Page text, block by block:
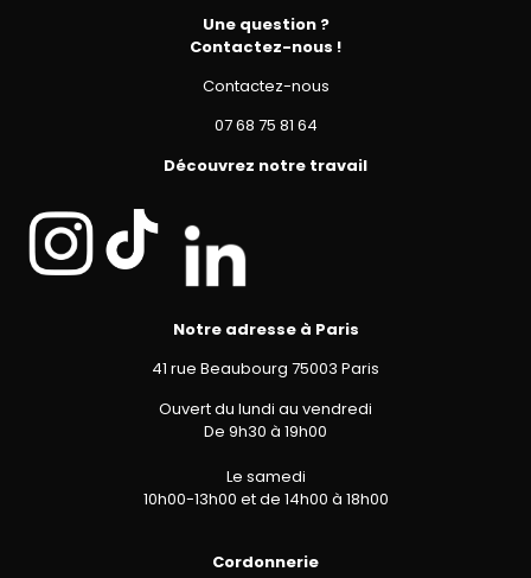
Une question ?
Contactez-nous !
Contactez-nous
07 68 75 81 64
Découvrez notre travail
Notre adresse à Paris
41 rue Beaubourg 75003 Paris
Ouvert du lundi au vendredi
De 9h30 à 19h00
Le samedi
10h00-13h00 et de 14h00 à 18h00
Cordonnerie